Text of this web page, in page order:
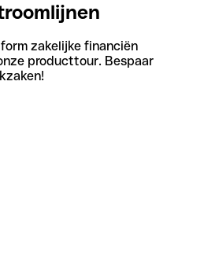
zakelijke financiën
producttour. Bespaar